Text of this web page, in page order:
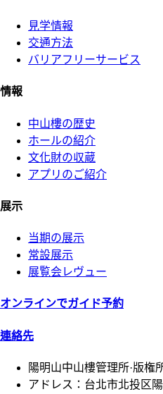
見学情報
交通方法
バリアフリーサービス
情報
中山樓の歴史
ホールの紹介
文化財の収蔵
アプリのご紹介
展示
当期の展示
常設展示
展覧会レヴュー
オンラインでガイド予約
連絡先
陽明山中山樓管理所·版権
アドレス：台北市北投区